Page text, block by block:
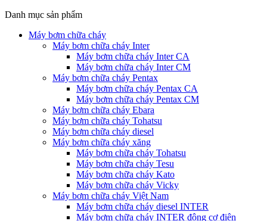
Danh mục sản phẩm
Máy bơm chữa cháy
Máy bơm chữa cháy Inter
Máy bơm chữa cháy Inter CA
Máy bơm chữa cháy Inter CM
Máy bơm chữa cháy Pentax
Máy bơm chữa cháy Pentax CA
Máy bơm chữa cháy Pentax CM
Máy bơm chữa cháy Ebara
Máy bơm chữa cháy Tohatsu
Máy bơm chữa cháy diesel
Máy bơm chữa cháy xăng
Máy bơm chữa cháy Tohatsu
Máy bơm chữa cháy Tesu
Máy bơm chữa cháy Kato
Máy bơm chữa cháy Vicky
Máy bơm chữa cháy Việt Nam
Máy bơm chữa cháy diesel INTER
Máy bơm chữa cháy INTER động cơ điện